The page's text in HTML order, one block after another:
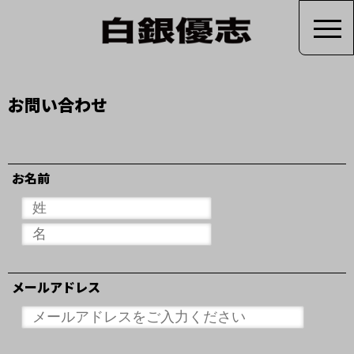
お問い合わせ
お名前
メールアドレス